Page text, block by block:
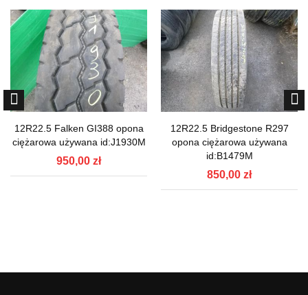
12R22.5 Falken GI388 opona
ciężarowa używana id:J1930M
950,00 zł
12R22.5 Bridgestone R297
opona ciężarowa używana
id:B1479M
850,00 zł